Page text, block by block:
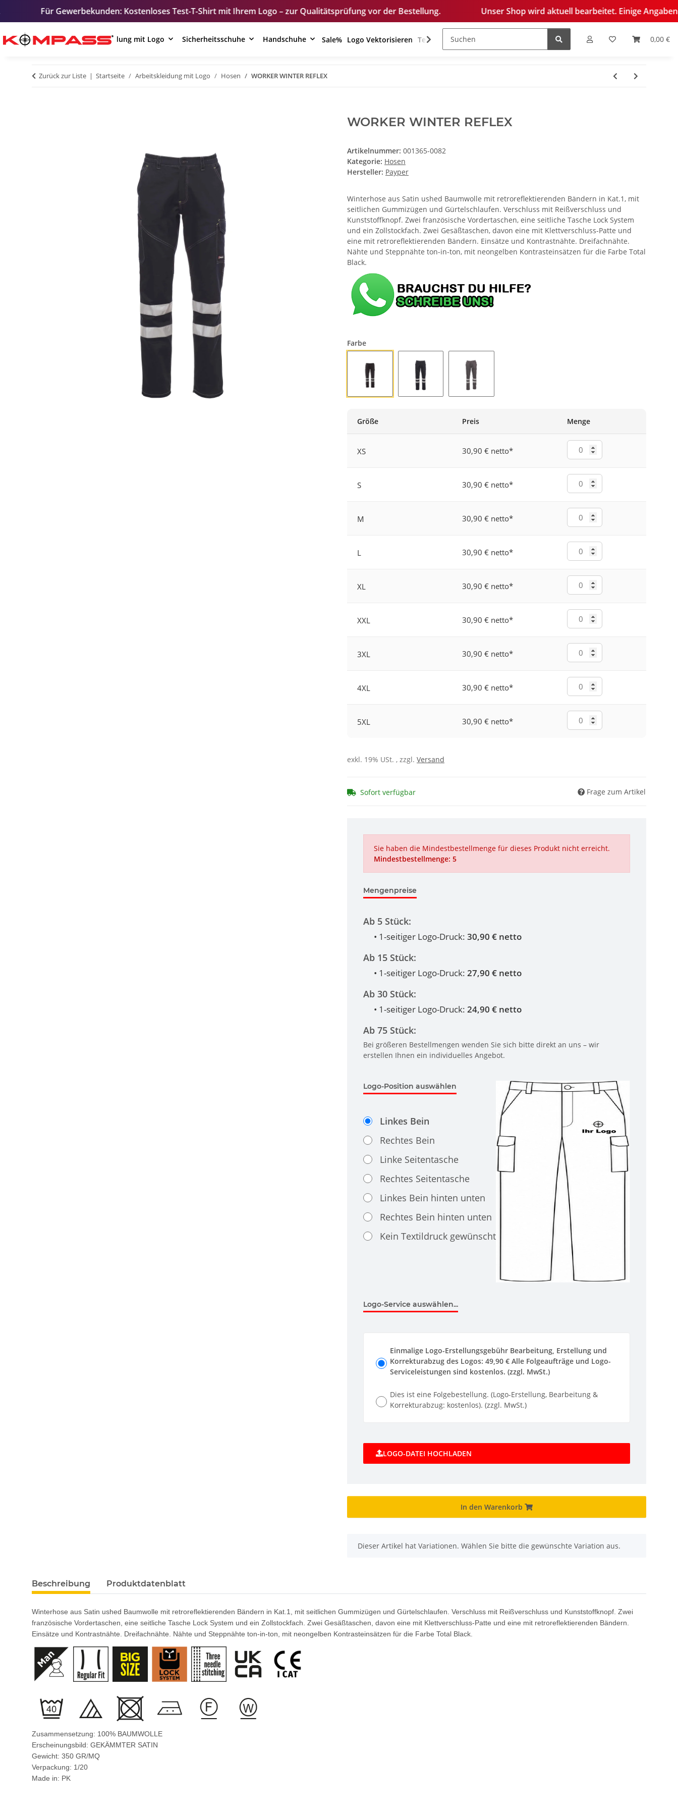
Kostenloses Test-T-Shirt mit Ihrem Logo – zur Qualitätsprüfung vor der Bestellung. Unser Shop wird aktuell bearbeitet. Einige Angaben sind derzeit
0,00 €
Arbeitskleidung mit Logo Sicherheitsschuhe Handschuhe Sale% Logo Vektorisieren Textilveredelung
Zurück zur Liste Startseite Arbeitskleidung mit Logo Hosen WORKER WINTER REFLEX
WORKER WINTER REFLEX
Artikelnummer: 001365-0082
Kategorie: Hosen
Hersteller: Payper
Winterhose aus Satin ushed Baumwolle mit retroreflektierenden Bändern in Kat.1, mit
seitlichen Gummizügen und Gürtelschlaufen. Verschluss mit Reißverschluss und
Kunststoffknopf. Zwei französische Vordertaschen, eine seitliche Tasche Lock System
und ein Zollstockfach. Zwei Gesäßtaschen, davon eine mit Klettverschluss-Patte und
eine mit retroreflektierenden Bändern. Einsätze und Kontrastnähte. Dreifachnähte.
Nähte und Steppnähte ton-in-ton, mit neongelben Kontrasteinsätzen für die Farbe Total
Black.
Farbe
GANZ SCHWARZ
Größe Preis Menge
XS 30,90 € netto*
S 30,90 € netto*
M 30,90 € netto*
L 30,90 € netto*
XL 30,90 € netto*
XXL 30,90 € netto*
3XL 30,90 € netto*
4XL 30,90 € netto*
5XL 30,90 € netto*
exkl. 19% USt. , zzgl. Versand
Sofort verfügbar Frage zum Artikel
Sie haben die Mindestbestellmenge für dieses Produkt nicht erreicht.
Mindestbestellmenge: 5
Mengenpreise
Ab 5 Stück:
• 1-seitiger Logo-Druck: 30,90 € netto
Ab 15 Stück:
• 1-seitiger Logo-Druck: 27,90 € netto
Ab 30 Stück:
• 1-seitiger Logo-Druck: 24,90 € netto
Ab 75 Stück:
Bei größeren Bestellmengen wenden Sie sich bitte direkt an uns – wir
erstellen Ihnen ein individuelles Angebot.
Logo-Position auswählen
Linkes Bein
Rechtes Bein
Linke Seitentasche
Rechtes Seitentasche
Linkes Bein hinten unten
Rechtes Bein hinten unten
Kein Textildruck gewünscht
Logo-Service auswählen...
Einmalige Logo-Erstellungsgebühr Bearbeitung, Erstellung und
Korrekturabzug des Logos: 49,90 € Alle Folgeaufträge und Logo-
Serviceleistungen sind kostenlos. (zzgl. MwSt.)
Dies ist eine Folgebestellung. (Logo-Erstellung, Bearbeitung &
Korrekturabzug: kostenlos). (zzgl. MwSt.)
LOGO-DATEI HOCHLADEN
In den Warenkorb
x
Dieser Artikel hat Variationen. Wählen Sie bitte die gewünschte Variation aus.
Beschreibung Produktdatenblatt
Winterhose aus Satin ushed Baumwolle mit retroreflektierenden Bändern in Kat.1, mit seitlichen Gummizügen und Gürtelschlaufen. Verschluss mit Reißverschluss und Kunststoffknopf. Zwei
französische Vordertaschen, eine seitliche Tasche Lock System und ein Zollstockfach. Zwei Gesäßtaschen, davon eine mit Klettverschluss-Patte und eine mit retroreflektierenden Bändern.
Einsätze und Kontrastnähte. Dreifachnähte. Nähte und Steppnähte ton-in-ton, mit neongelben Kontrasteinsätzen für die Farbe Total Black.
Zusammensetzung: 100% BAUMWOLLE
Erscheinungsbild: GEKÄMMTER SATIN
Gewicht: 350 GR/MQ
Verpackung: 1/20
Made in: PK